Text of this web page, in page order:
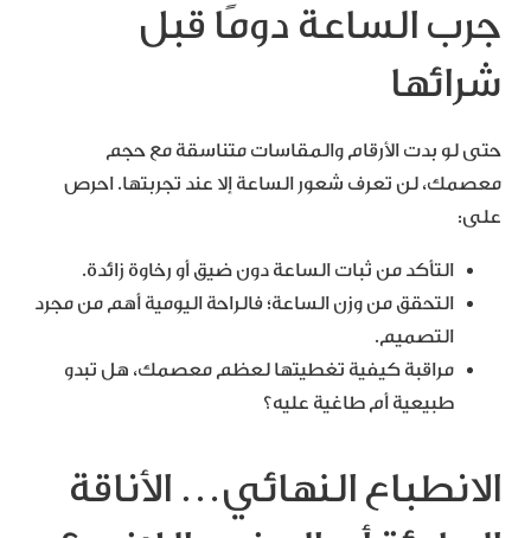
جرب الساعة دومًا قبل
شرائها
حتى لو بدت الأرقام والمقاسات متناسقة مع حجم
معصمك، لن تعرف شعور الساعة إلا عند تجربتها. احرص
على:
التأكد من ثبات الساعة دون ضيق أو رخاوة زائدة.
التحقق من وزن الساعة؛ فالراحة اليومية أهم من مجرد
التصميم.
مراقبة كيفية تغطيتها لعظم معصمك، هل تبدو
طبيعية أم طاغية عليه؟
الانطباع النهائي… الأناقة